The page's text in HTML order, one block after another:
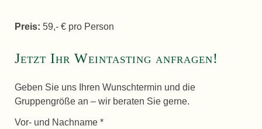
Preis: 59,- € pro Person
Jetzt Ihr Weintasting anfragen!
Geben Sie uns Ihren Wunschtermin und die
Gruppengröße an – wir beraten Sie gerne.
Vor- und Nachname *